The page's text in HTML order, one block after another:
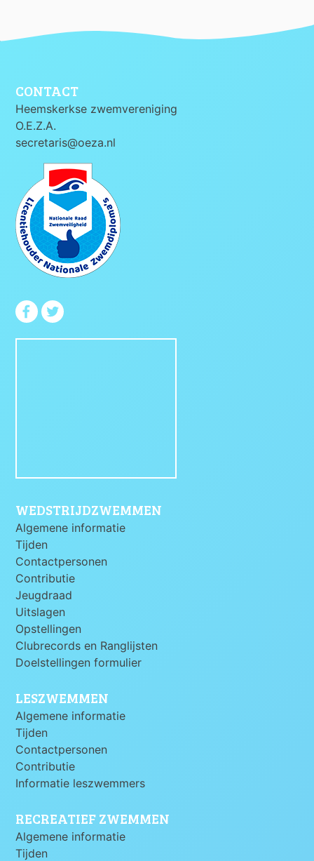
CONTACT
Heemskerkse zwemvereniging
O.E.Z.A.
secretaris@oeza.nl
WEDSTRIJDZWEMMEN
Algemene informatie
Tijden
Contactpersonen
Contributie
Jeugdraad
Uitslagen
Opstellingen
Clubrecords en Ranglijsten
Doelstellingen formulier
LESZWEMMEN
Algemene informatie
Tijden
Contactpersonen
Contributie
Informatie leszwemmers
RECREATIEF ZWEMMEN
Algemene informatie
Tijden